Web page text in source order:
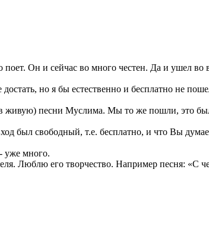
Он и сейчас во много честен. Да и ушел во
но я бы естественно и бесплатно не
в живую) песни Муслима. Мы то же пошли, это
был свободный, т.е. бесплатно, и что Вы
уже много.
Люблю его творчество. Например песня: «С